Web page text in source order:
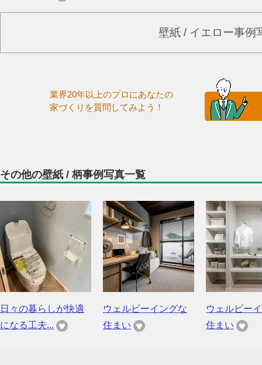
壁紙 / イエロー事例
業界20年以上のプロにあなたの
家づくりを質問してみよう！
その他の壁紙 / 柄事例写真一覧
日々の暮らしが快適
になる工夫...
ウェルビーイングな
住まい
ウェルビー
住まい